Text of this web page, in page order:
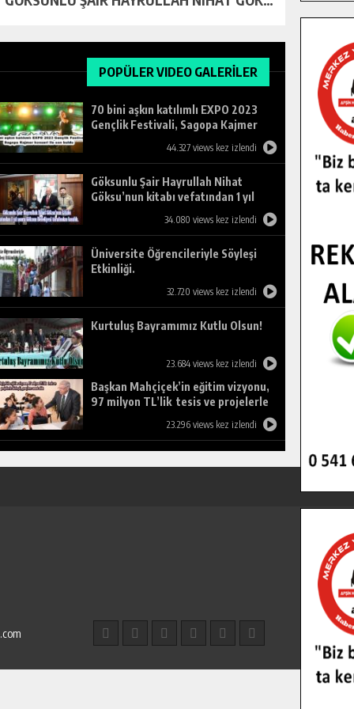
POPÜLER VIDEO GALERİLER
70 bini aşkın katılımlı EXPO 2023
Gençlik Festivali, Sagopa Kajmer
44.327 views kez izlendi
Göksunlu Şair Hayrullah Nihat
Göksu’nun kitabı vefatından 1 yıl
sonra Göksun Belediyesi tarafından
34.080 views kez izlendi
Üniversite Öğrencileriyle Söyleşi
Etkinliği.
32.720 views kez izlendi
Kurtuluş Bayramımız Kutlu Olsun!
23.684 views kez izlendi
Başkan Mahçiçek’in eğitim vizyonu,
97 milyon TL’lik tesis ve projelerle
23.296 views kez izlendi